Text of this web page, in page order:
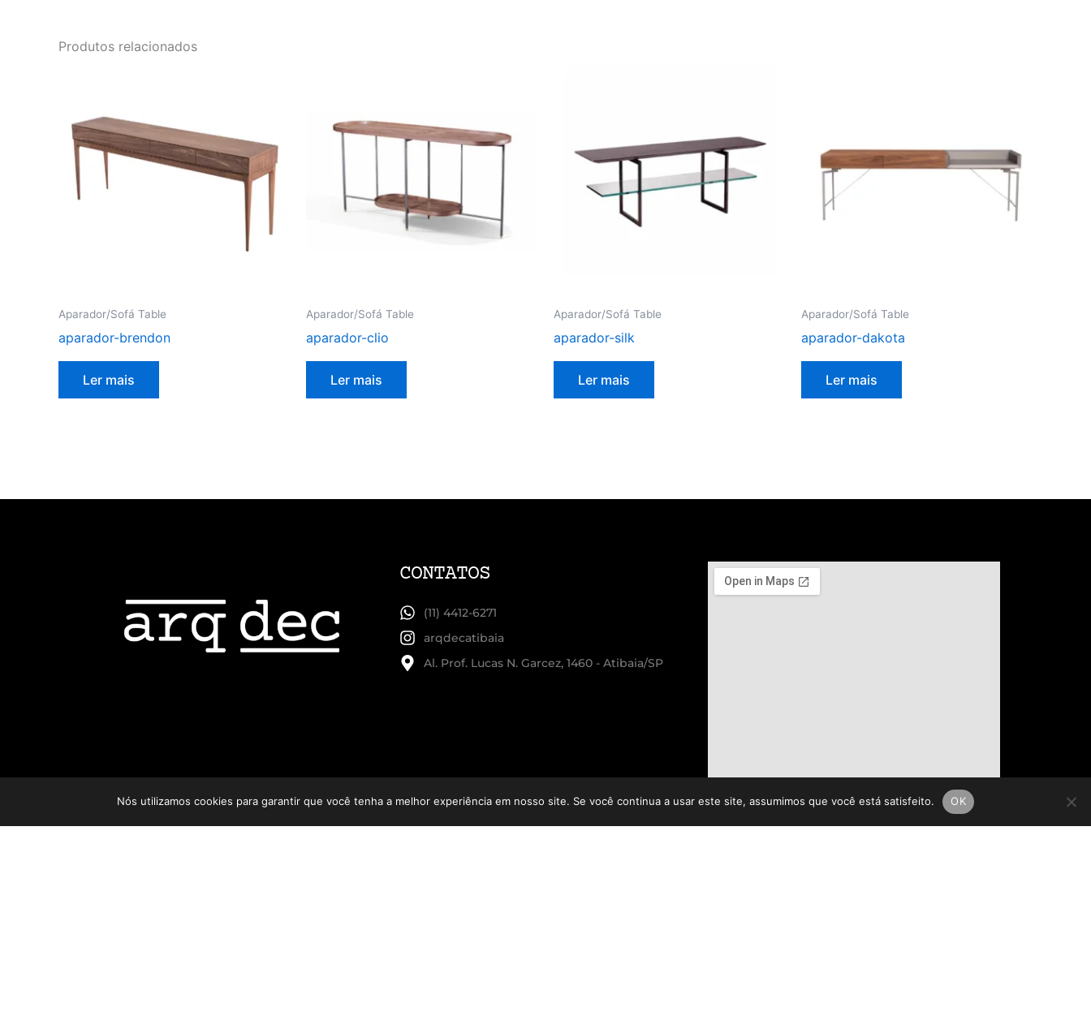
Produtos relacionados
Aparador/Sofá Table
aparador-brendon
Ler mais
Aparador/Sofá Table
aparador-clio
Ler mais
Aparador/Sofá Table
aparador-silk
Ler mais
Aparador/Sofá Table
aparador-dakota
Ler mais
CONTATOS
(11) 4412-6271
arqdecatibaia
Al. Prof. Lucas N. Garcez, 1460 - Atibaia/SP
Nós utilizamos cookies para garantir que você tenha a melhor experiência em nosso site. Se você continua a usar este site, assumimos que você está satisfeito. OK